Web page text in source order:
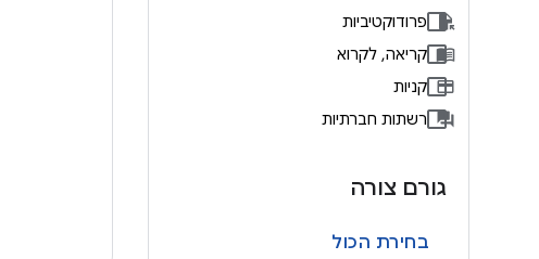
פרודוקטיביות
קריאה, לקרוא
קניות
רשתות חברתיות
גורם צורה
בחירת הכול